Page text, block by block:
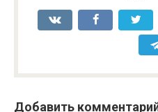
Добавить